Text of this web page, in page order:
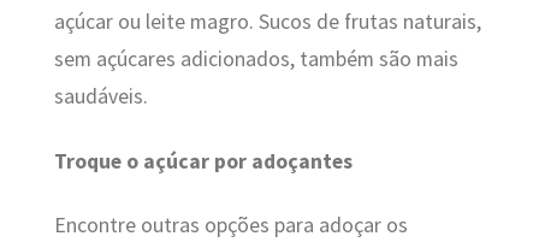
açúcar ou leite magro. Sucos de frutas naturais,
sem açúcares adicionados, também são mais
saudáveis.
Troque o açúcar por adoçantes
Encontre outras opções para adoçar os